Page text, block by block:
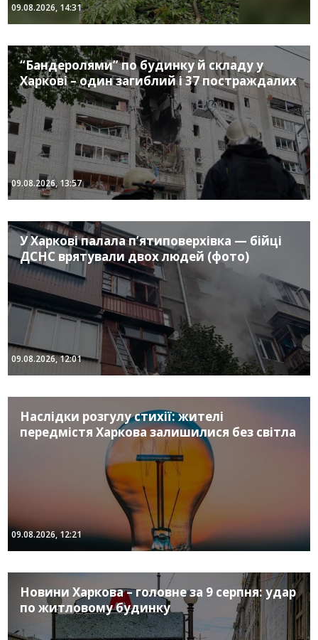
09.08.2026, 14:31
“Бандеролями” по будинку й складу у
Харкові – один загиблий і 37 постраждалих
09.08.2026, 13:57
У Харкові палала п’ятиповерхівка — бійці
ДСНС врятували двох людей (фото)
09.08.2026, 12:01
Наслідки розгулу стихії: жителі
передмістя Харкова залишилися без світла
09.08.2026, 12:21
Новини Харкова – головне за 9 серпня: удар
по житловому будинку